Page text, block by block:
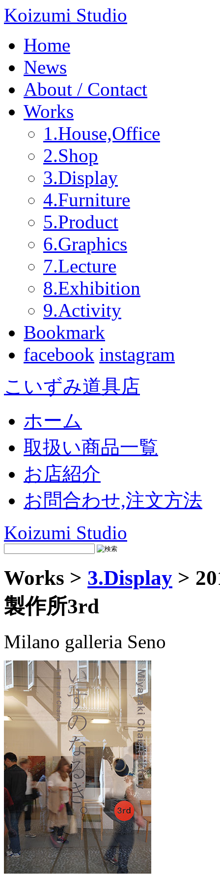
Koizumi Studio
Home
News
About / Contact
Works
1.House,Office
2.Shop
3.Display
4.Furniture
5.Product
6.Graphics
7.Lecture
8.Exhibition
9.Activity
Bookmark
facebook instagram
こいずみ道具店
ホーム
取扱い商品一覧
お店紹介
お問合わせ,注文方法
Koizumi Studio
Works > 3.Display >
製作所3rd
Milano galleria Seno